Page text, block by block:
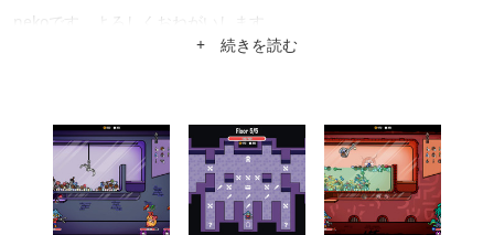
nekoです。よろしくおねがいします。
+ 続きを読む